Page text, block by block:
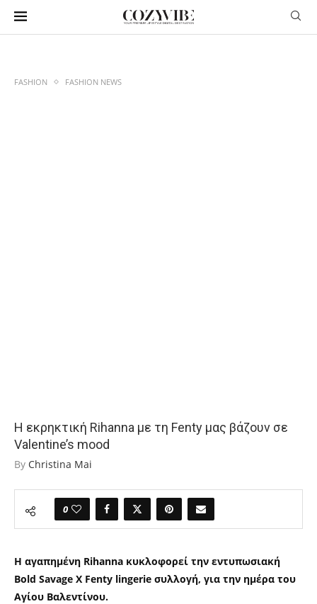
FASHION FASHION NEWS
Η εκρηκτική Rihanna με τη Fenty μας βάζουν σε
Valentine’s mood
By Christina Mai
0
Η αγαπημένη Rihanna κυκλοφορεί την εντυπωσιακή
Bold Savage X Fenty lingerie συλλογή, για την ημέρα του
Αγίου Βαλεντίνου.